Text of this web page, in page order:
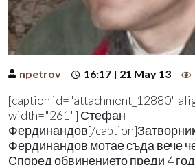
npetrov 16:17 | 21 May 13
[caption id="attachment_12880"
width="261"] Стефан
Фердинандов[/
Фердинандов мотае съда вече
Според обвинението преди 4